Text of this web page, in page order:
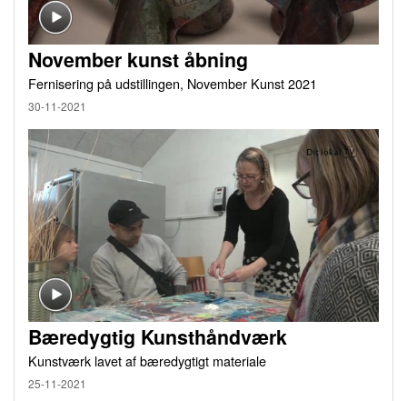
November kunst åbning
Fernisering på udstillingen, November Kunst 2021
30-11-2021
Bæredygtig Kunsthåndværk
Kunstværk lavet af bæredygtigt materiale
25-11-2021